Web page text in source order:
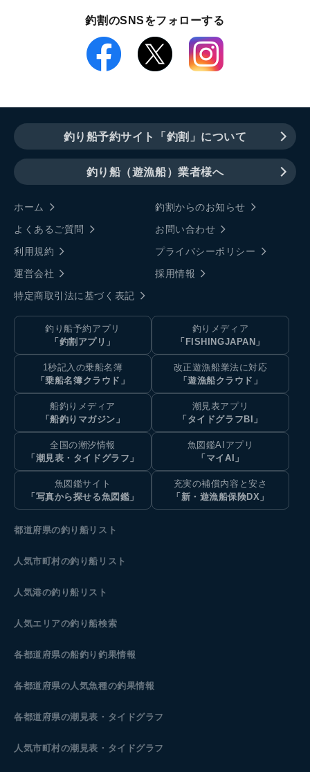
釣割のSNSをフォローする
釣り船予約サイト「釣割」について
釣り船（遊漁船）業者様へ
ホーム
釣割からのお知らせ
よくあるご質問
お問い合わせ
利用規約
プライバシーポリシー
運営会社
採用情報
特定商取引法に基づく表記
釣り船予約アプリ
「釣割アプリ」
釣りメディア
「FISHINGJAPAN」
1秒記入の乗船名簿
「乗船名簿クラウド」
改正遊漁船業法に対応
「遊漁船クラウド」
船釣りメディア
「船釣りマガジン」
潮見表アプリ
「タイドグラフBI」
全国の潮汐情報
「潮見表・タイドグラフ」
魚図鑑AIアプリ
「マイAI」
魚図鑑サイト
「写真から探せる魚図鑑」
充実の補償内容と安さ
「新・遊漁船保険DX」
都道府県の釣り船リスト
人気市町村の釣り船リスト
人気港の釣り船リスト
人気エリアの釣り船検索
各都道府県の船釣り釣果情報
各都道府県の人気魚種の釣果情報
各都道府県の潮見表 ・タイドグラフ
人気市町村の潮見表・タイドグラフ